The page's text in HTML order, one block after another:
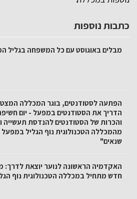
כתבות נוספות
מבלים באוגוסט עם כל המשפחה בגליל
הפתעה לסטודנטים, בוגר המכללה
הדריך את הסטודנטים במפעל - יום
והכרות של הסטודנטים להנדסת תעשייה
מהמכללה הטכנולוגית נוף הגליל
שנאים"
האקדמיה הראשונה לנוער יוצאת לדרך:
חדש מתחיל במכללה הטכנולוגית נוף